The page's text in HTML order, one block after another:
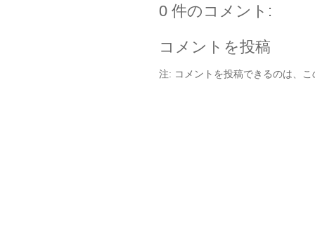
0 件のコメント:
コメントを投稿
注: コメントを投稿できるのは、こ